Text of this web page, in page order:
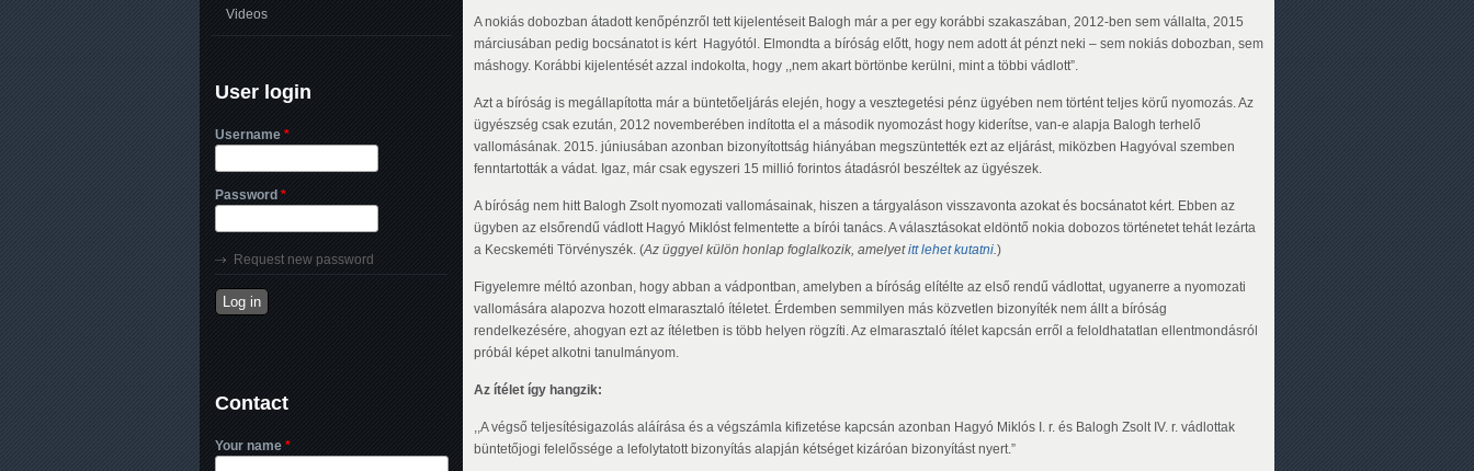
A nokiás dobozban átadott kenőpénzről tett kijelentéseit Balogh már a per egy korábbi szakaszában, 2012-ben sem vállalta, 2015
márciusában pedig bocsánatot is kért Hagyótól. Elmondta a bíróság előtt, hogy nem adott át pénzt neki – sem nokiás dobozban, sem
máshogy. Korábbi kijelentését azzal indokolta, hogy ,,nem akart börtönbe kerülni, mint a többi vádlott”.
Azt a bíróság is megállapította már a büntetőeljárás elején, hogy a vesztegetési pénz ügyében nem történt teljes körű nyomozás. Az
ügyészség csak ezután, 2012 novemberében indította el a második nyomozást hogy kiderítse, van-e alapja Balogh terhelő
vallomásának. 2015. júniusában azonban bizonyítottság hiányában megszüntették ezt az eljárást, miközben Hagyóval szemben
fenntartották a vádat. Igaz, már csak egyszeri 15 millió forintos átadásról beszéltek az ügyészek.
A bíróság nem hitt Balogh Zsolt nyomozati vallomásainak, hiszen a tárgyaláson visszavonta azokat és bocsánatot kért. Ebben az
ügyben az elsőrendű vádlott Hagyó Miklóst felmentette a bírói tanács. A választásokat eldöntő nokia dobozos történetet tehát lezárta
a Kecskeméti Törvényszék. (Az üggyel külön honlap foglalkozik, amelyetitt lehet kutatni )
Figyelemre méltó azonban, hogy abban a vádpontban, amelyben a bíróság elítélte az első rendű vádlottat, ugyanerre a nyomozati
vallomására alapozva hozott elmarasztaló ítéletet. Érdemben semmilyen más közvetlen bizonyíték nem állt a bíróság
rendelkezésére, ahogyan ezt az ítéletben is több helyen rögzíti. Az elmarasztaló ítélet kapcsán erről a feloldhatatlan ellentmondásról
próbál képet alkotni tanulmányom.
Az ítélet így hangzik:
,,A végső teljesítésigazolás aláírása és a végszámla kifizetése kapcsán azonban Hagyó Miklós I. r. és Balogh Zsolt IV. r. vádlottak
büntetőjogi felelőssége a lefolytatott bizonyítás alapján kétséget kizáróan bizonyítást nyert.”
Videos
User login
Username *
Password *
Request new password
Contact
Your name *